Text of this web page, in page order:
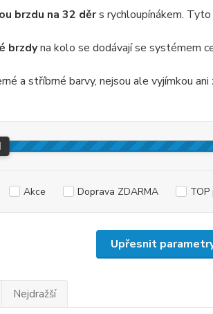
brzdu na 32 děrs rychloupínákem. Tyto
brzdyna kolo se dodávají se systémem
a stříbrné barvy, nejsou ale vyjímkou
Upřesnit
Akce Doprava ZDARMA
Nejdražší